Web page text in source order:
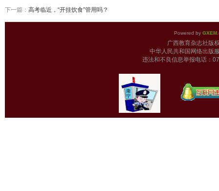
下一篇： 高考临近，“开挂饮食”管用吗？
Powered by
广西教育杂志
中华人民共和国网络出版
违法和不良信息举报电话：